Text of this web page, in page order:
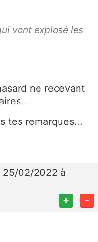
vont explosé les
ne recevant
tes remarques...
25/02/2022 à
+ -